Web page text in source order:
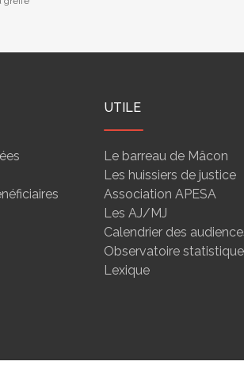
UTILE
Le barreau de Mâcon
Les huissiers de justice
Association APESA
Les AJ/MJ
Calendrier des
Observatoire
Lexique